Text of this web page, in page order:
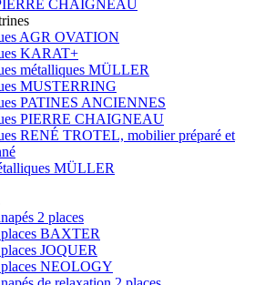
CHAIGNEAU
AGR OVATION
KARAT+
métalliques MÜLLER
MUSTERRING
PATINES ANCIENNES
PIERRE CHAIGNEAU
RENÉ TROTEL, mobilier préparé et
MÜLLER
2 places
places BAXTER
JOQUER
places NEOLOGY